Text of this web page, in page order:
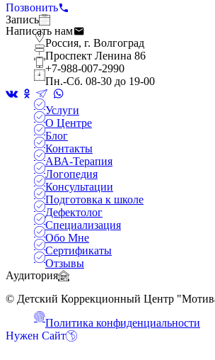
АВА Терапия
Позвонить
Запись
Написать нам
Россия, г. Волгоград
Проспект Ленина 86
+7-988-007-2990
Пн.-Сб. 08-30 до 19-00
Услуги
О Центре
Блог
Контакты
АВА-Терапия
Логопедия
Консультации
Подготовка к школе
Дефектолог
Специализация
Обо Мне
Сертификаты
Отзывы
Аудитория
© Детский Коррекционный Центр
Политика конфиденциальности
Нужен Сайт